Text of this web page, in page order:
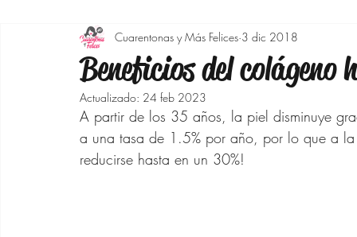
Estilo
Mindfulness
Estilo de Vida
Maquillaje
Outfits 40
Beneficios del colágeno
Cuarentonas y Más Felices 3 dic 2018
Actualizado: 24 feb 2023
A partir de los 35 años, la piel disminuye
a una tasa de 1.5% por año, por lo que a
reducirse hasta en un 30%!